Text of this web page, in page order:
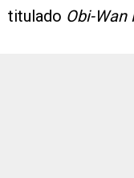
titulado Obi-Wan